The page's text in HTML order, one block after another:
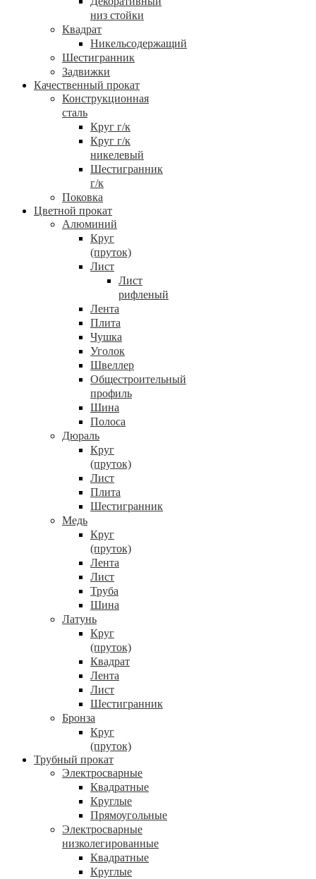
низ стойки
Квадрат
Никельсодержащий
Шестигранник
Задвижки
Качественный прокат
Конструкционная
сталь
Круг г/к
Круг г/к
никелевый
Шестигранник
г/к
Поковка
Цветной прокат
Алюминий
Круг
(пруток)
Лист
Лист
рифленый
Лента
Плита
Чушка
Уголок
Швеллер
Общестроительный
профиль
Шина
Полоса
Дюраль
Круг
(пруток)
Лист
Плита
Шестигранник
Медь
Круг
(пруток)
Лента
Лист
Труба
Шина
Латунь
Круг
(пруток)
Квадрат
Лента
Лист
Шестигранник
Бронза
Круг
(пруток)
Трубный прокат
Электросварные
Квадратные
Круглые
Прямоугольные
Электросварные
низколегированные
Квадратные
Круглые